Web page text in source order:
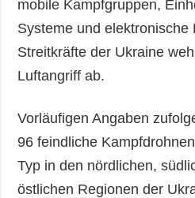
mobile Kampfgruppen,
Systeme und elektronische
Streitkräfte der Ukraine
Luftangriff ab.
Vorläufigen Angaben
96 feindliche
Typ in den nördlichen,
östlichen Regionen der